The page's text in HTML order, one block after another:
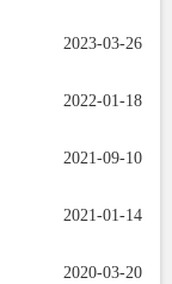
2023-03-26
2022-01-18
2021-09-10
2021-01-14
2020-03-20